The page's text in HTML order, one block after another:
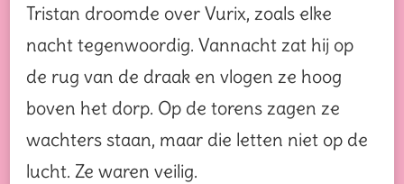
Tristan droomde over Vurix, zoals elke
nacht tegenwoordig. Vannacht zat hij op
de rug van de draak en vlogen ze hoog
boven het dorp. Op de torens zagen ze
wachters staan, maar die letten niet op de
lucht. Ze waren veilig.